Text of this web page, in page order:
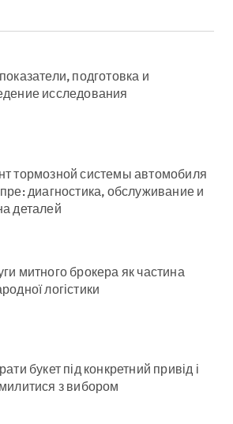
подготовка и
исследования
тормозной системы автомобиля
диагностика, обслуживание и
деталей
митного брокера як частина
логістики
букет під конкретний привід і
з вибором